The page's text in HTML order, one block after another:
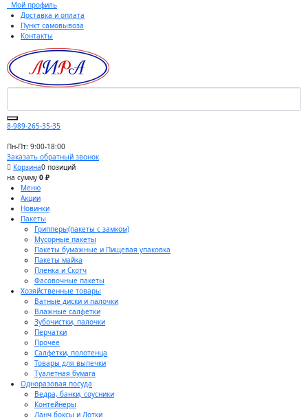
Мой профиль
Доставка и оплата
Пункт самовывоза
Контакты
8-989-265-35-35
Пн-Пт: 9:00-18:00
Заказать обратный звонок
Корзина0 позиций
на сумму 0 ₽
Меню
Акции
Новинки
Пакеты
Грипперы(пакеты с замком)
Мусорные пакеты
Пакеты бумажные и Пищевая упаковка
Пакеты майка
Пленка и Скотч
Фасовочные пакеты
Хозяйственные товары
Ватные диски и палочки
Влажные салфетки
Зубочистки, палочки
Перчатки
Прочее
Салфетки, полотенца
Товары для выпечки
Туалетная бумага
Одноразовая посуда
Ведра, банки, соусники
Контейнеры
Ланч боксы и Лотки